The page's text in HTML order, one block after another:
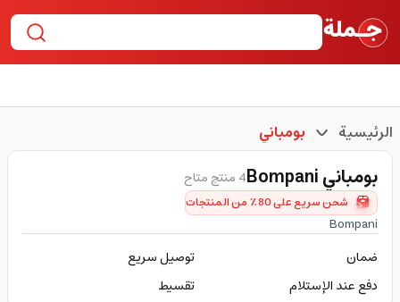
الرئيسية بومباني
بومبانيBompani4 منتج متاح
شحن سريع على 80٪ من المنتجات
Bompani
ضمان
توصيل سريع
دفع عند الإستلام
تقسيط